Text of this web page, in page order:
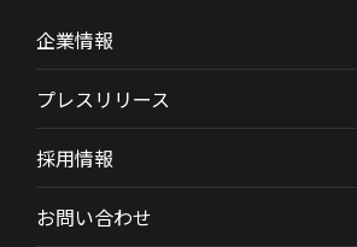
企業情報
プレスリリース
採用情報
お問い合わせ